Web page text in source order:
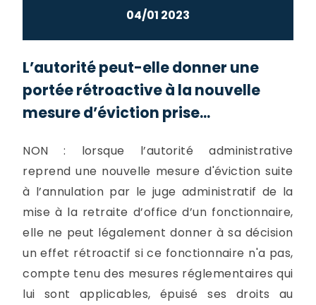
04/01 2023
L’autorité peut-elle donner une
portée rétroactive à la nouvelle
mesure d’éviction prise...
NON : lorsque l’autorité administrative
reprend une nouvelle mesure d'éviction suite
à l’annulation par le juge administratif de la
mise à la retraite d’office d’un fonctionnaire,
elle ne peut légalement donner à sa décision
un effet rétroactif si ce fonctionnaire n'a pas,
compte tenu des mesures réglementaires qui
lui sont applicables, épuisé ses droits au